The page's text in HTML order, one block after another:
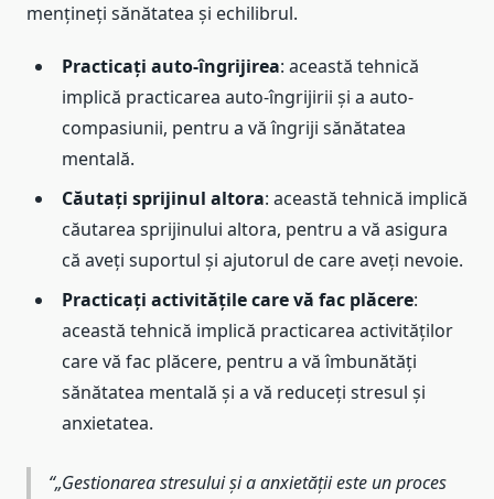
mențineți sănătatea și echilibrul.
Practicați auto-îngrijirea: această tehnică
implică practicarea auto-îngrijirii și a auto-
compasiunii, pentru a vă îngriji sănătatea
mentală.
Căutați sprijinul altora: această tehnică implică
căutarea sprijinului altora, pentru a vă asigura
că aveți suportul și ajutorul de care aveți nevoie.
Practicați activitățile care vă fac plăcere:
această tehnică implică practicarea activităților
care vă fac plăcere, pentru a vă îmbunătăți
sănătatea mentală și a vă reduceți stresul și
anxietatea.
„Gestionarea stresului și a anxietății este un proces